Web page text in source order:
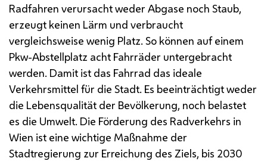
Radfahren verursacht weder Abgase noch Staub,
erzeugt keinen Lärm und verbraucht
vergleichsweise wenig Platz. So können auf einem
Pkw-Abstellplatz acht Fahrräder untergebracht
werden. Damit ist das Fahrrad das ideale
Verkehrsmittel für die Stadt. Es beeinträchtigt weder
die Lebensqualität der Bevölkerung, noch belastet
es die Umwelt. Die Förderung des Radverkehrs in
Wien ist eine wichtige Maßnahme der
Stadtregierung zur Erreichung des Ziels, bis 2030